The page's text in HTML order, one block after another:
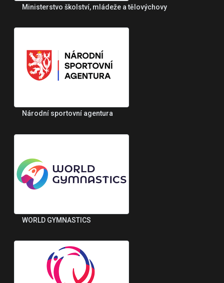
Ministerstvo školství, mládeže a tělovýchovy
Národní sportovní agentura
WORLD GYMNASTICS